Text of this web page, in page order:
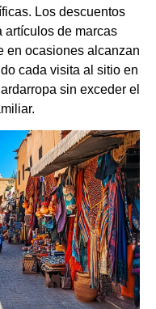
Los descuentos
artículos de marcas
en ocasiones alcanzan
cada visita al sitio en
sin exceder el